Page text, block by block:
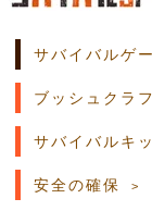
サバイバルゲ
ブッシュクラ
サバイバルキ
安全の確保